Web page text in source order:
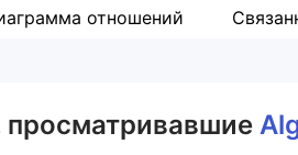
отношений
просматривавшие